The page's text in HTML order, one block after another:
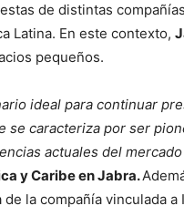
de distintas
Latina. En este contexto,
pequeños.
ideal para continuar
se caracteriza por ser
actuales del
y Caribe en Jabra.
la compañía vinculada